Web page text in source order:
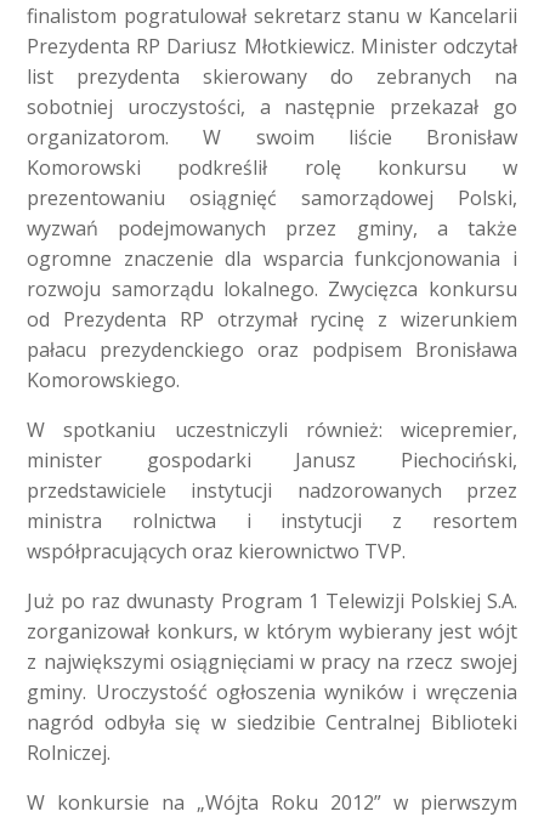
finalistom pogratulował sekretarz stanu w Kancelarii
Prezydenta RP Dariusz Młotkiewicz. Minister odczytał
list prezydenta skierowany do zebranych na
sobotniej uroczystości, a następnie przekazał go
organizatorom. W swoim liście Bronisław
Komorowski podkreślił rolę konkursu w
prezentowaniu osiągnięć samorządowej Polski,
wyzwań podejmowanych przez gminy, a także
ogromne znaczenie dla wsparcia funkcjonowania i
rozwoju samorządu lokalnego. Zwycięzca konkursu
od Prezydenta RP otrzymał rycinę z wizerunkiem
pałacu prezydenckiego oraz podpisem Bronisława
Komorowskiego.
W spotkaniu uczestniczyli również: wicepremier,
minister gospodarki Janusz Piechociński,
przedstawiciele instytucji nadzorowanych przez
ministra rolnictwa i instytucji z resortem
współpracujących oraz kierownictwo TVP.
Już po raz dwunasty Program 1 Telewizji Polskiej S.A.
zorganizował konkurs, w którym wybierany jest wójt
z największymi osiągnięciami w pracy na rzecz swojej
gminy. Uroczystość ogłoszenia wyników i wręczenia
nagród odbyła się w siedzibie Centralnej Biblioteki
Rolniczej.
W konkursie na „Wójta Roku 2012” w pierwszym